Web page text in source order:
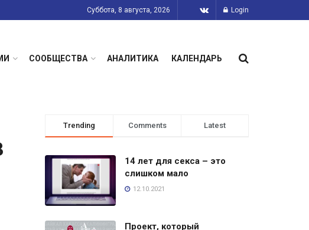
Суббота, 8 августа, 2026 Login
СООБЩЕСТВА АНАЛИТИКА КАЛЕНДАРЬ
Trending Comments Latest
14 лет для секса – это
слишком мало
12.10.2021
Проект, который